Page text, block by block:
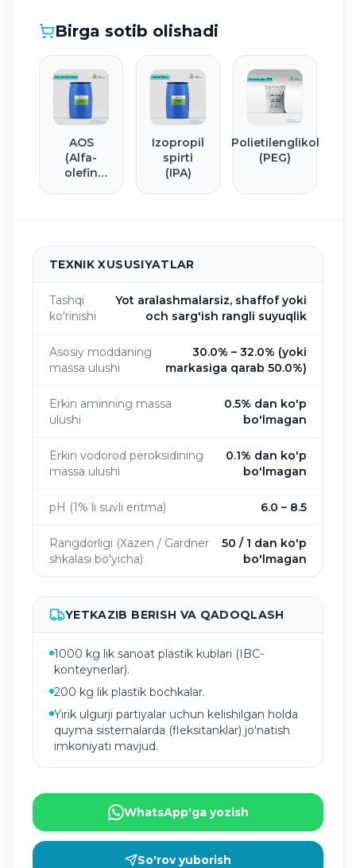
Birga sotib olishadi
AOS
(Alfa-
olefin
Izopropil
spirti
(IPA)
Polietilenglikol
(PEG)
TEXNIK XUSUSIYATLAR
Tashqi
ko'rinishi
Yot aralashmalarsiz, shaffof yoki
och sarg'ish rangli suyuqlik
Asosiy moddaning
massa ulushi
30.0% – 32.0% (yoki
markasiga qarab 50.0%)
Erkin aminning massa
ulushi
0.5% dan ko'p
bo'lmagan
Erkin vodorod peroksidining
massa ulushi
0.1% dan ko'p
bo'lmagan
pH (1% li suvli eritma) 6.0 – 8.5
Rangdorligi (Xazen / Gardner
shkalasi bo'yicha)
50 / 1 dan ko'p
bo'lmagan
YETKAZIB BERISH VA QADOQLASH
1000 kg lik sanoat plastik kublari (IBC-
konteynerlar).
200 kg lik plastik bochkalar.
Yirik ulgurji partiyalar uchun kelishilgan holda
quyma sisternalarda (fleksitanklar) jo'natish
imkoniyati mavjud.
WhatsApp'ga yozish
So'rov yuborish